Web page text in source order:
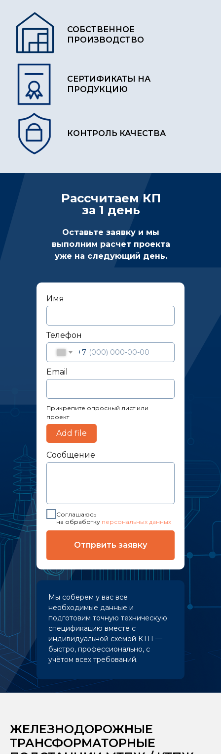
СОБСТВЕННОЕ
ПРОИЗВОДСТВО
СЕРТИФИКАТЫ НА
ПРОДУКЦИЮ
КОНТРОЛЬ КАЧЕСТВА
Рассчитаем КП
за 1 день
Оставьте заявку и мы
выполним расчет проекта
уже на следующий день.
Имя
Телефон
+7
Email
Прикрепите опросный лист или
проект
Add file
Сообщение
Соглашаюсь
на обработку персональных данных
Отпрвить заявку
Мы соберем у вас все
необходимые данные и
подготовим точную техническую
спецификацию вместе с
индивидуальной схемой КТП —
быстро, профессионально, с
учётом всех требований.
ЖЕЛЕЗНОДОРОЖНЫЕ
ТРАНСФОРМАТОРНЫЕ